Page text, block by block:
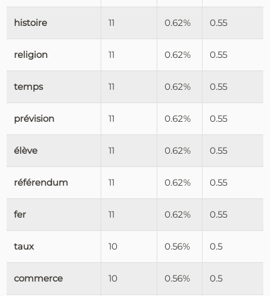
histoire 11 0.62% 0.55
religion 11 0.62% 0.55
temps 11 0.62% 0.55
prévision 11 0.62% 0.55
élève 11 0.62% 0.55
référendum 11 0.62% 0.55
fer 11 0.62% 0.55
taux 10 0.56% 0.5
commerce 10 0.56% 0.5